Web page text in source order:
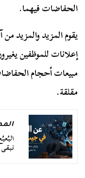
الحفاضات فيهما.
يقوم المزيد والمزيد من
إعلانات للموظفين
مبيعات أحجام
مقلقة.